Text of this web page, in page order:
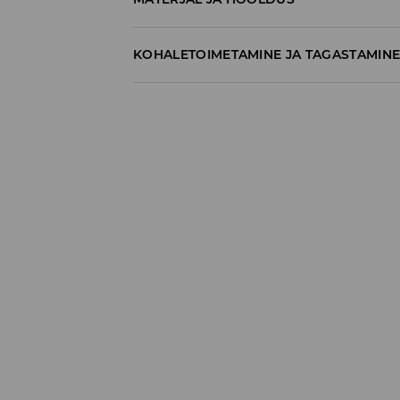
KOHALETOIMETAMINE JA TAGASTAMINE